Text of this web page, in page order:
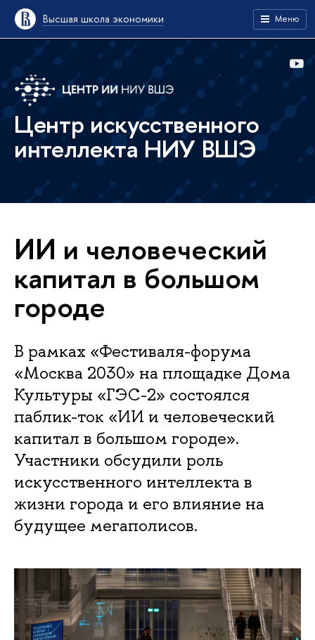
Высшая школа экономики Меню
Центр искусственного
интеллекта НИУ ВШЭ
ИИ и человеческий
капитал в большом
городе
В рамках «Фестиваля-форума
«Москва 2030» на площадке Дома
Культуры «ГЭС-2» состоялся
паблик-ток «ИИ и человеческий
капитал в большом городе».
Участники обсудили роль
искусственного интеллекта в
жизни города и его влияние на
будущее мегаполисов.